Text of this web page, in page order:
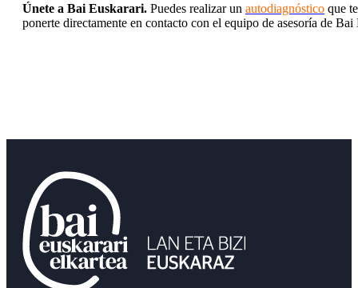
Únete a Bai Euskarari. Puedes realizar un autodiagnóstico que
ponerte directamente en contacto con el equipo de asesoría de